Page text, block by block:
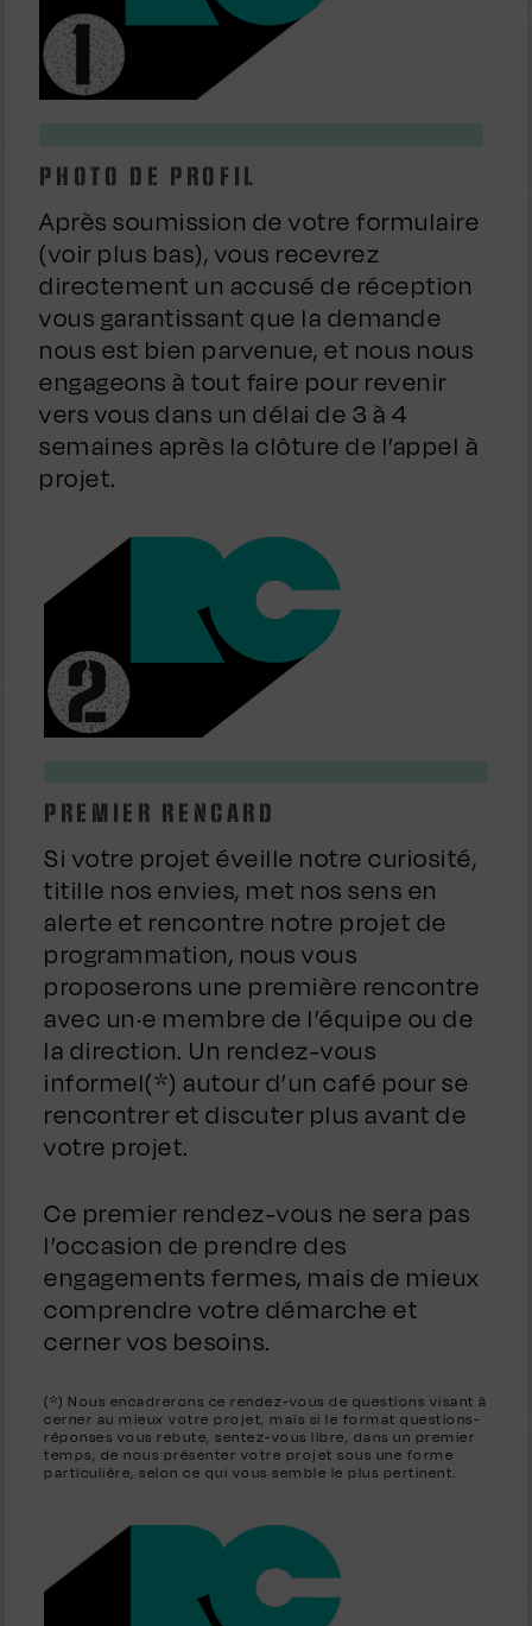
PHOTO DE PROFIL
Après soumission de votre formulaire
(voir plus bas), vous recevrez
directement un accusé de réception
vous garantissant que la demande
nous est bien parvenue, et nous nous
engageons à tout faire pour revenir
vers vous dans un délai de 3 à 4
semaines après la clôture de l’appel à
projet.
PREMIER RENCARD
Si votre projet éveille notre curiosité,
titille nos envies, met nos sens en
alerte et rencontre notre projet de
programmation, nous vous
proposerons une première rencontre
avec un·e membre de l’équipe ou de
la direction. Un rendez-vous
informel(*) autour d’un café pour se
rencontrer et discuter plus avant de
votre projet.
Ce premier rendez-vous ne sera pas
l’occasion de prendre des
engagements fermes, mais de mieux
comprendre votre démarche et
cerner vos besoins.
(*) Nous encadrerons ce rendez-vous de questions visant à
cerner au mieux votre projet, mais si le format questions-
réponses vous rebute, sentez-vous libre, dans un premier
temps, de nous présenter votre projet sous une forme
particulière, selon ce qui vous semble le plus pertinent.